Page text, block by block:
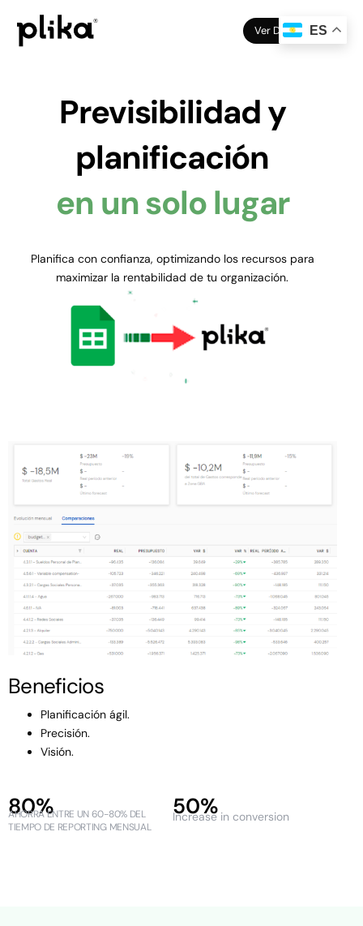
Ver Demo
Previsibilidad y
planificación
en un solo lugar
Planifica con confianza, optimizando los recursos para
maximizar la rentabilidad de tu organización.
Beneficios
Planificación ágil.
Precisión.
Visión.
80%
AHORRA ENTRE UN 60-80% DEL
TIEMPO DE REPORTING MENSUAL
50%
Increase in conversion
ES